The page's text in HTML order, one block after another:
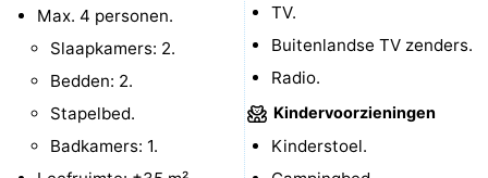
Actief
Praktisch
Forum
Route
Max. 4 personen.
Slaapkamers: 2.
Bedden: 2.
Stapelbed.
Badkamers: 1.
TV.
Buitenlandse TV zenders.
Radio.
Kindervoorzieningen
Kinderstoel.